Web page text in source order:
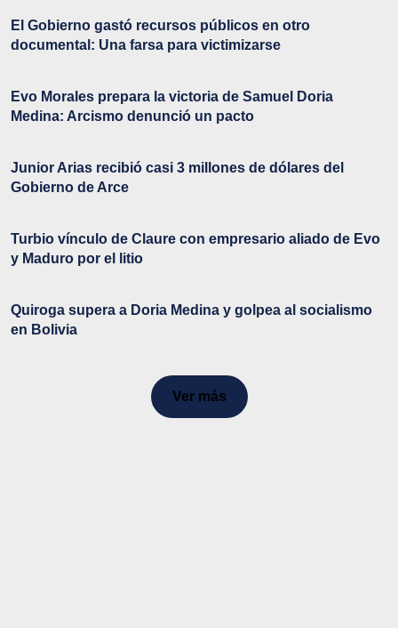
El Gobierno gastó recursos públicos en otro
documental: Una farsa para victimizarse
Evo Morales prepara la victoria de Samuel Doria
Medina: Arcismo denunció un pacto
Junior Arias recibió casi 3 millones de dólares del
Gobierno de Arce
Turbio vínculo de Claure con empresario aliado de Evo
y Maduro por el litio
Quiroga supera a Doria Medina y golpea al socialismo
en Bolivia
Ver más